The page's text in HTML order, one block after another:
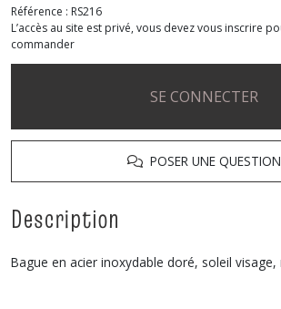
Référence : RS216
L’accès au site est privé, vous devez vous inscrire
commander
SE CONNECTER
POSER UNE QUESTION
Description
Bague en acier inoxydable doré, soleil visage,